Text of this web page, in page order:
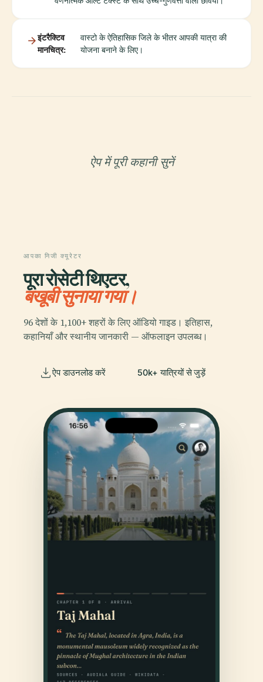
इंटरैक्टिव
मानचित्र:
वास्टो के ऐतिहासिक जिले के भीतर आपकी यात्रा की
योजना बनाने के लिए।
ऐप में पूरी कहानी सुनें
आपका निजी क्यूरेटर
पूरा रोसेटी थिएटर,
बखूबी सुनाया गया।
96 देशों के 1,100+ शहरों के लिए ऑडियो गाइड। इतिहास,
कहानियाँ और स्थानीय जानकारी — ऑफलाइन उपलब्ध।
ऐप डाउनलोड करें 50k+ यात्रियों से जुड़ें